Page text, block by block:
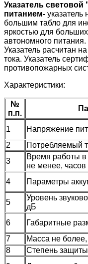
Указатель
питанием-
большим табло для
яркостью для
автономного питания.
Указатель расчитан
тока. Указатель
противопожарных
Характеристики:
№
п.п.
1
Напряжение
2
Потребляемый
3
Время работы
не менее, часов
4 Параметры
5
Уровень
дБ
6 Габаритные
7
Масса не более,
8
Степень